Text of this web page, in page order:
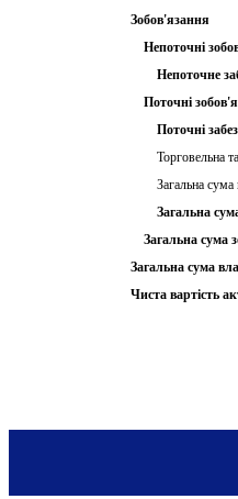
Зобов'язання
Непоточні
Непоточне
Поточні
Поточні
Торговельна
Загальна
Загальна
Загальна сума
Загальна сума
Чиста вартість